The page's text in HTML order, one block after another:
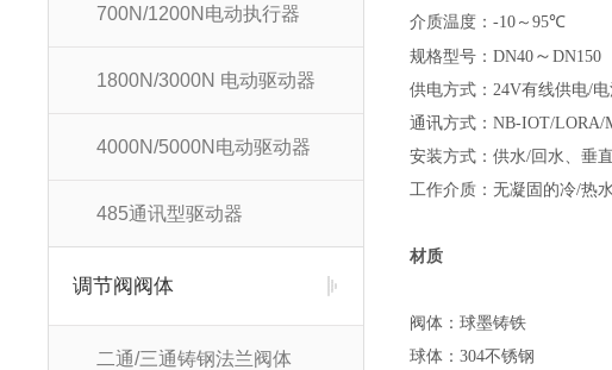
700N/1200N电动执行器
1800N/3000N 电动驱动器
4000N/5000N电动驱动器
485通讯型驱动器
调节阀阀体
二通/三通铸钢法兰阀体
介质温度：-10～ 95℃
规格型号：DN40～ DN150
供电方式：24V有线供电/
通讯方式：NB-IOT/LORA/
安装方式：供水/回水、垂
工作介质：无凝固的冷/热
材质
阀体：球墨铸铁
球体：304不锈钢